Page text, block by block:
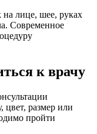
на лице, шее, руках
Современное
к врачу
цвет, размер или
пройти